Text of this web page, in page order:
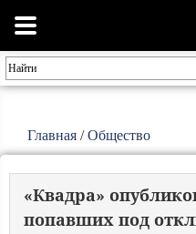
Главная /Общество
«Квадра»
попавших под